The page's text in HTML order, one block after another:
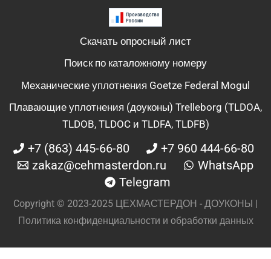
Скачать опросный лист
Поиск по каталожному номеру
Механические уплотнения Goetze Federal Mogul
Плавающие уплотнения (доуконы) Trelleborg (TLDOA,
TLDOB, TLDOC и TLDFA, TLDFB)
+7 (863) 445-66-80
+7 960 444-66-80
zakaz@cehmasterdon.ru
WhatsApp
Telegram
Copyright © 2023-2025 ЦЕХМАСТЕРДОН - ДОУКОНЫ |
Политика конфиденциальности и обработки данных